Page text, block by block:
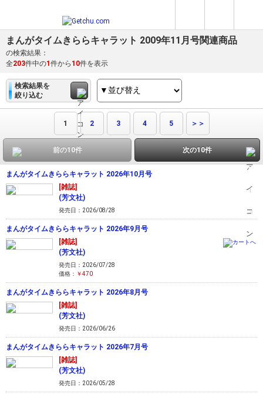
まんがタイムきららキャラット 2009年11月号関連商品
の検索結果：
全203件中の1 件から 10件を表示
検索結果を
絞り込む
1 2 3 4 5 ＞＞
前の10件 次の10件
まんがタイムきららキャラット 2026年10月号
[雑誌]
(芳文社)
発売日：2026/08/28
まんがタイムきららキャラット 2026年9月号
[雑誌]
(芳文社)
発売日：2026/07/28
価格： ￥470
まんがタイムきららキャラット 2026年8月号
[雑誌]
(芳文社)
発売日：2026/06/26
まんがタイムきららキャラット 2026年7月号
[雑誌]
(芳文社)
発売日：2026/05/28